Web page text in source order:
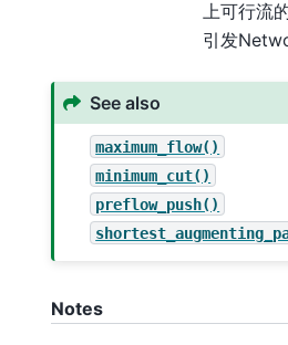
上可行流
引发
See also
maximum_flow()
minimum_cut()
preflow_push()
Notes